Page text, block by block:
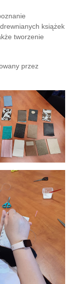
książek
tworzenie
przez